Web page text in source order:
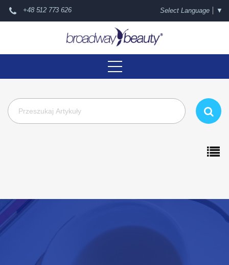
+48 512 773 626 Select Language ▼